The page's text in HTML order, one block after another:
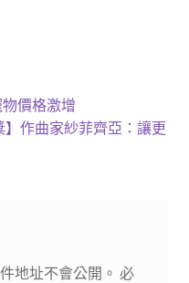
價格激增
】作曲家紗菲齊亞：讓更
地址不會公開。 必